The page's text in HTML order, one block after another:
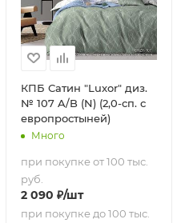
КПБ Сатин "Luxor" диз.
№ 107 A/B (N) (2,0-сп. с
европростыней)
Много
при покупке от 100 тыс.
руб.
2 090 ₽/шт
при покупке до 100 тыс.